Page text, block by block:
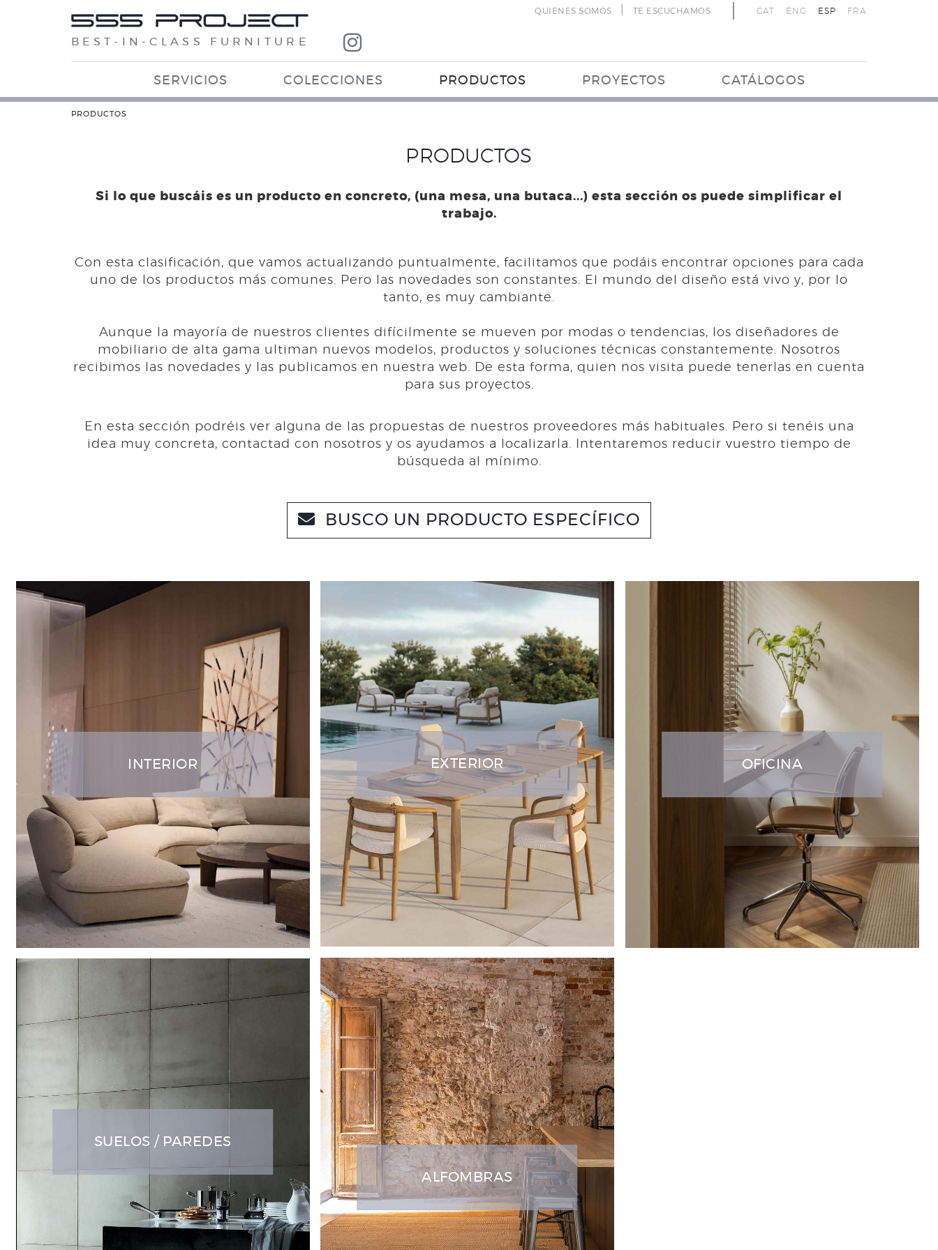
BEST-IN-CLASS FURNITURE
CAT ENG ESP FRA
QUIENES SOMOS TE ESCUCHAMOS
SERVICIOS COLECCIONES PRODUCTOS PROYECTOS CATÁLOGOS
PRODUCTOS
PRODUCTOS
Si lo que buscáis es un producto en concreto, (una mesa, una butaca...) esta sección os puede simplificar el
trabajo.
Con esta clasificación, que vamos actualizando puntualmente, facilitamos que podáis encontrar opciones para cada
uno de los productos más comunes. Pero las novedades son constantes. El mundo del diseño está vivo y, por lo
tanto, es muy cambiante.
Aunque la mayoría de nuestros clientes difícilmente se mueven por modas o tendencias, los diseñadores de
mobiliario de alta gama ultiman nuevos modelos, productos y soluciones técnicas constantemente. Nosotros
recibimos las novedades y las publicamos en nuestra web. De esta forma, quien nos visita puede tenerlas en cuenta
para sus proyectos.
En esta sección podréis ver alguna de las propuestas de nuestros proveedores más habituales. Pero si tenéis una
idea muy concreta, contactad con nosotros y os ayudamos a localizarla. Intentaremos reducir vuestro tiempo de
búsqueda al mínimo.
BUSCO UN PRODUCTO ESPECÍFICO
INTERIOR EXTERIOR OFICINA
SUELOS / PAREDES
ALFOMBRAS